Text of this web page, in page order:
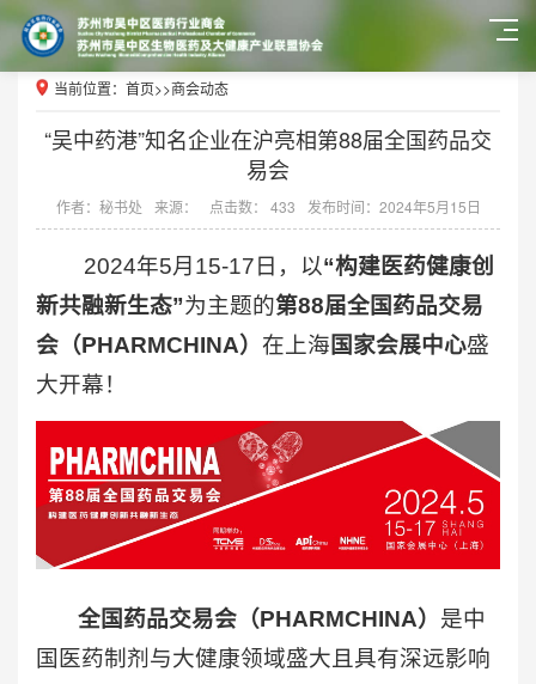
当前位置： 首页>>商会动态
“吴中药港”知名企业在沪亮相第88届全国药品交
易会
作者：秘书处 来源： 点击数： 433 发布时间：2024年5月15日
2024年5月15-17日，以“构建医药健康创
新共融新生态”为主题的第88届全国药品交易
会（PHARMCHINA） 在上海 国家会展中心盛
大开幕！
全国药品交易会（PHARMCHINA） 是中
国医药制剂与大健康领域盛大且具有深远影响